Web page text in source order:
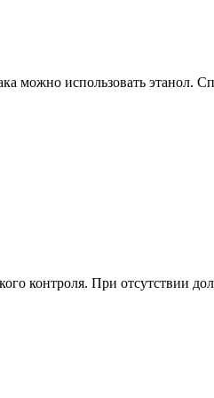
можно использовать этанол.
контроля. При отсутствии